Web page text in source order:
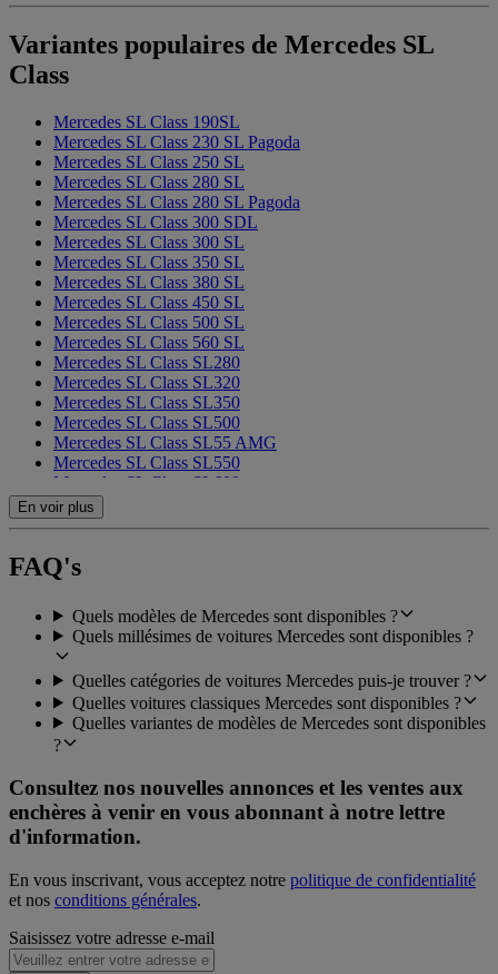
Variantes populaires de Mercedes SL
Class
Mercedes SL Class 190SL
Mercedes SL Class 230 SL Pagoda
Mercedes SL Class 250 SL
Mercedes SL Class 280 SL
Mercedes SL Class 280 SL Pagoda
Mercedes SL Class 300 SDL
Mercedes SL Class 300 SL
Mercedes SL Class 350 SL
Mercedes SL Class 380 SL
Mercedes SL Class 450 SL
Mercedes SL Class 500 SL
Mercedes SL Class 560 SL
Mercedes SL Class SL280
Mercedes SL Class SL320
Mercedes SL Class SL350
Mercedes SL Class SL500
Mercedes SL Class SL55 AMG
Mercedes SL Class SL550
Mercedes SL Class SL600
Mercedes SL Class SL63 AMG
Mercedes SL Class SL65 AMG
En voir plus
FAQ's
Quels modèles de Mercedes sont disponibles ?
Quels millésimes de voitures Mercedes sont disponibles ?
Quelles catégories de voitures Mercedes puis-je trouver ?
Quelles voitures classiques Mercedes sont disponibles ?
Quelles variantes de modèles de Mercedes sont disponibles
?
Consultez nos nouvelles annonces et les ventes aux
enchères à venir en vous abonnant à notre lettre
d'information.
En vous inscrivant, vous acceptez notre politique de confidentialité
et nos conditions générales.
Saisissez votre adresse e-mail